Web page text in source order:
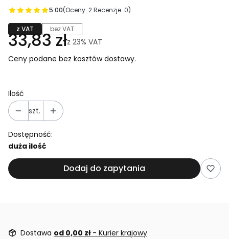
5.00(Oceny: 2 Recenzje: 0)
z VAT bez VAT
33,83 złz 23% VAT
Ceny podane bez kosztów dostawy.
Ilość
szt.
Dostępność:
duża ilość
Dodaj do zapytania
Dostawa od 0,00 zł - Kurier krajowy